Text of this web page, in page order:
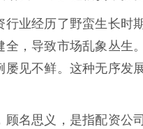
行业经历了野蛮生长时
全，导致市场乱象丛生
屡见不鲜。这种无序发
顾名思义，是指配资公